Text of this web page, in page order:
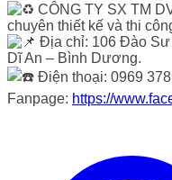
CÔNG TY SX TM
chuyên thiết kế và thi
Địa chỉ: 106 Đào Sư
Dĩ An – Bình Dương.
Điện thoại: 0969
Fanpage: https://